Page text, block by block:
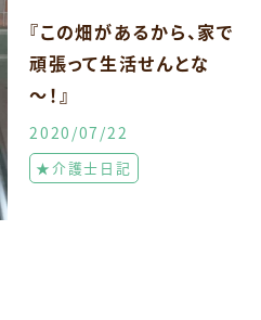
『この畑があるから、家で
頑張って生活せんとな
～！』
2020/07/22
★介護士日記